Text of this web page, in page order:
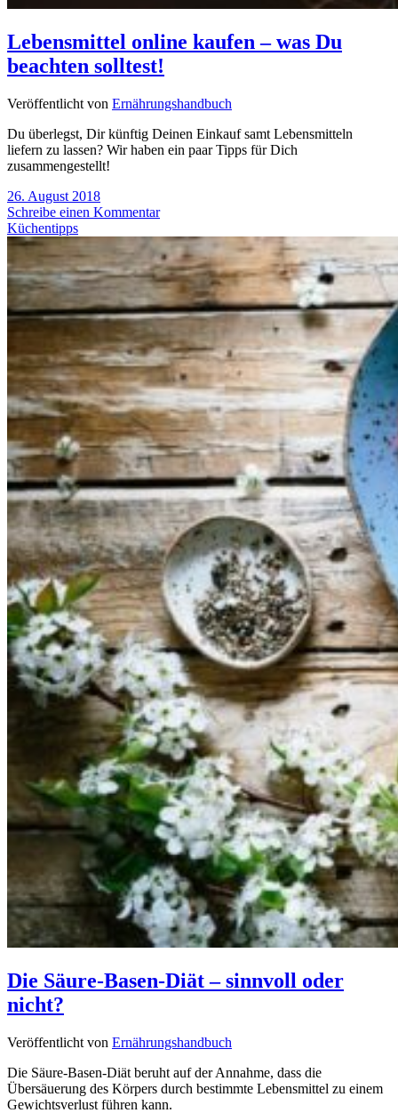
Lebensmittel online kaufen – was Du
beachten solltest!
Veröffentlicht von Ernährungshandbuch
Du überlegst, Dir künftig Deinen Einkauf samt Lebensmitteln
liefern zu lassen? Wir haben ein paar Tipps für Dich
zusammengestellt!
26. August 2018
Schreibe einen Kommentar
Küchentipps
Die Säure-Basen-Diät – sinnvoll oder
nicht?
Veröffentlicht von Ernährungshandbuch
Die Säure-Basen-Diät beruht auf der Annahme, dass die
Übersäuerung des Körpers durch bestimmte Lebensmittel zu einem
Gewichtsverlust führen kann.